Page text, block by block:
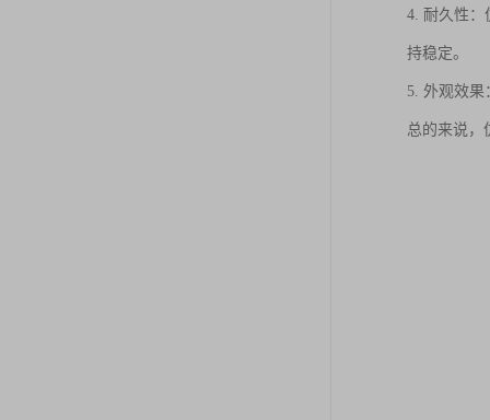
4. 耐久性：
持稳定。
5. 外观效果
总的来说，